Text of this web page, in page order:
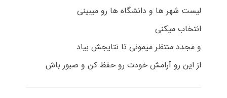
لیست شهر ها و دانشگاه ها رو میبینی
انتخاب میکنی
و مجدد منتظر میمونی تا نتایجش بیاد
از این رو آرامش خودت رو حفظ کن و صبور باش